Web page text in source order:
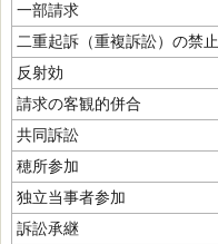
一部請求
二重起訴（重複訴訟）の禁止
反射効
請求の客観的併合
共同訴訟
穂所参加
独立当事者参加
訴訟承継